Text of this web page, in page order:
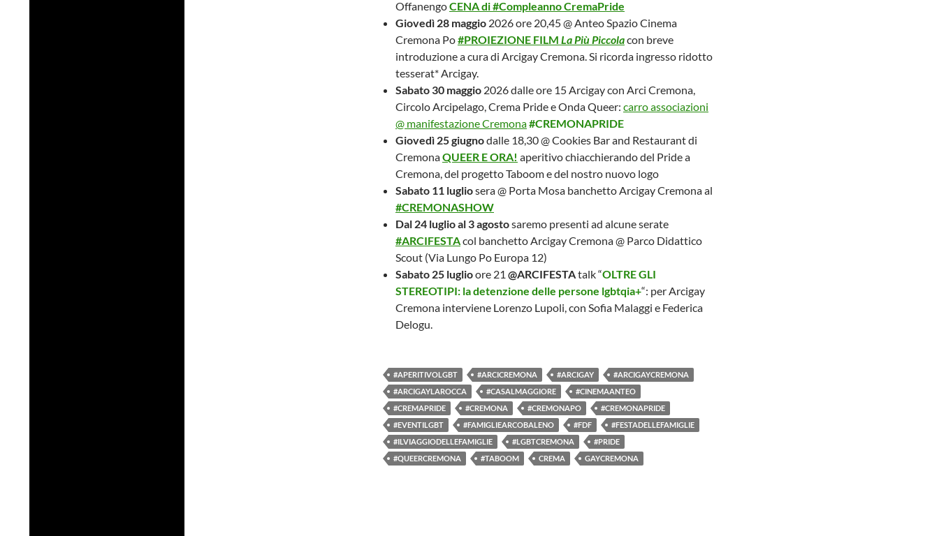
OffanengoCENA di #Compleanno CremaPride
Giovedì 28 maggio 2026 ore 20,45 @ Anteo Spazio Cinema
Cremona Po#PROIEZIONE FILM La Più Piccolacon breve
introduzione a cura di Arcigay Cremona. Si ricorda ingresso ridotto
tesserat* Arcigay.
Sabato 30 maggio 2026 dalle ore 15 Arcigay con Arci Cremona,
Circolo Arcipelago, Crema Pride e Onda Queer: carro associazioni
@ manifestazione Cremona#CREMONAPRIDE
Giovedì 25 giugnodalle 18,30 @ Cookies Bar and Restaurant di
CremonaQUEER E ORA! aperitivo chiacchierando del Pride a
Cremona, del progetto Taboom e del nostro nuovo logo
Sabato 11 lugliosera @ Porta Mosa banchetto Arcigay Cremona al
#CREMONASHOW
Dal 24 luglio al 3 agostosaremo presenti ad alcune serate
#ARCIFESTAcol banchetto Arcigay Cremona @ Parco Didattico
Scout (Via Lungo Po Europa 12)
Sabato 25 luglioore 21 @ARCIFESTAtalk “OLTRE GLI
STEREOTIPI: la detenzione delle persone lgbtqia+“: per Arcigay
Cremona interviene Lorenzo Lupoli, con Sofia Malaggi e Federica
Delogu.
#APERITIVOLGBT #ARCICREMONA #ARCIGAY
#ARCIGAYCREMONA
#ARCIGAYLAROCCA
#CASALMAGGIORE
#CINEMAANTEO
#CREMAPRIDE
#CREMONA #CREMONAPO
#CREMONAPRIDE
#EVENTILGBT
#FAMIGLIEARCOBALENO #FDF
#FESTADELLEFAMIGLIE
#ILVIAGGIODELLEFAMIGLIE
#LGBTCREMONA
#PRIDE
#QUEERCREMONA
#TABOOM CREMA GAYCREMONA